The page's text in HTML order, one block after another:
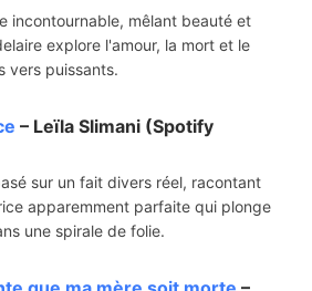
incontournable, mêlant beauté et
explore l'amour, la mort et le
vers puissants.
– Leïla Slimani (Spotify
sur un fait divers réel, racontant
apparemment parfaite qui plonge
une spirale de folie.